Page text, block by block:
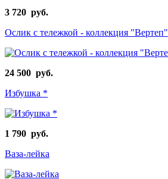
3 720 руб.
Ослик с тележкой - коллекция "Вертеп"
24 500 руб.
Избушка *
1 790 руб.
Ваза-лейка